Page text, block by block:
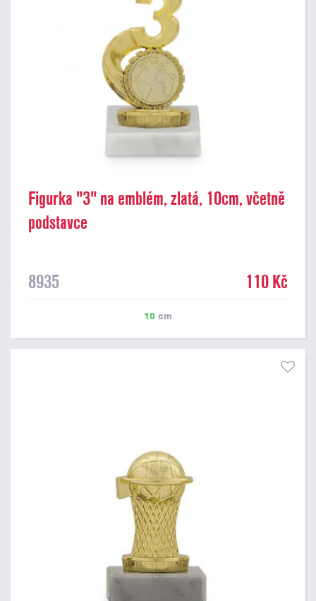
Figurka "3" na emblém, zlatá, 10cm, včetně
podstavce
8935 110 Kč
10 cm